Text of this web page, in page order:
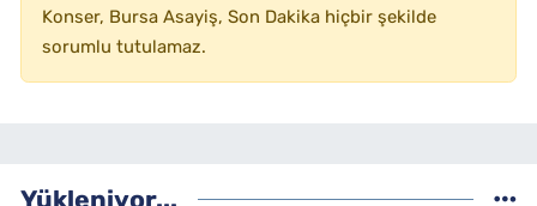
Konser, Bursa Asayiş, Son Dakika hiçbir şekilde
sorumlu tutulamaz.
Yükleniyor...